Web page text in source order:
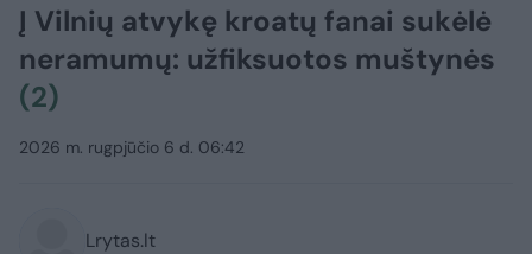
Į Vilnių atvykę kroatų fanai sukėlė
neramumų: užfiksuotos muštynės
(2)
2026 m. rugpjūčio 6 d. 06:42
Lrytas.lt